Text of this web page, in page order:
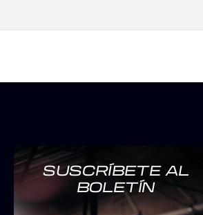
SUSCRÍBETE AL
BOLETÍN